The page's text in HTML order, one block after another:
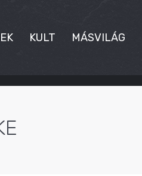
KULT MÁSVILÁG